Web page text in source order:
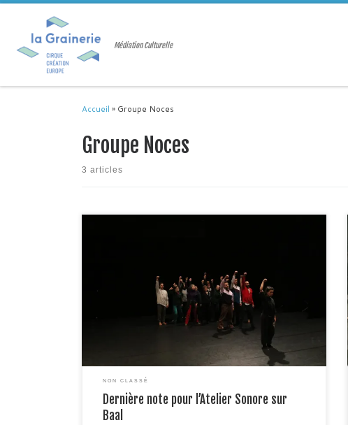
Passer au contenu
Médiation Culturelle
Accueil » Groupe Noces
Groupe Noces
3 articles
spectacle « Baal » du Groupe Noces, qui jouait il y a quelques
semaines à La Grainerie. La compagnie a travaillé pendant
plusieurs temps depuis le mois de septembre avec les
choristes de L’Atelier Sonore Balma – fabrique vocale et
scénique […]
NON CLASSÉ
Dernière note pour l’Atelier Sonore sur
Baal